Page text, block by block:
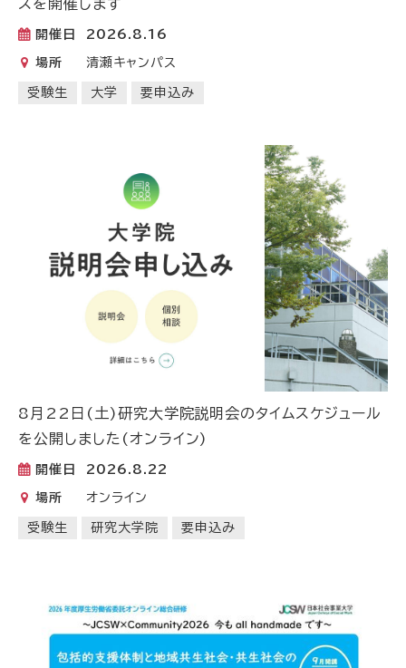
スを開催します
開催日 2026.8.16
場所 清瀬キャンパス
受験生 大学 要申込み
8月22日(土)研究大学院説明会のタイムスケジュール
を公開しました(オンライン)
開催日 2026.8.22
場所 オンライン
受験生 研究大学院 要申込み